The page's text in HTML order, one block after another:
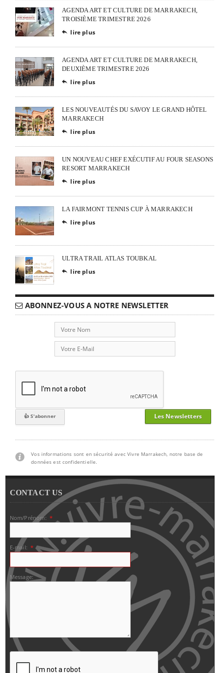
AGENDA ART ET CULTURE DE MARRAKECH,
TROISIÈME TRIMESTRE 2026
 lire plus
AGENDA ART ET CULTURE DE MARRAKECH,
DEUXIÈME TRIMESTRE 2026
 lire plus
LES NOUVEAUTÉS DU SAVOY LE GRAND HÔTEL
MARRAKECH
 lire plus
UN NOUVEAU CHEF EXÉCUTIF AU FOUR SEASONS
RESORT MARRAKECH
 lire plus
LA FAIRMONT TENNIS CUP À MARRAKECH
 lire plus
ULTRA TRAIL ATLAS TOUBKAL
 lire plus
ABONNEZ-VOUS A NOTRE NEWSLETTER
Les Newsletters
Vos informations sont en sécurité avec Vivre Marrakech, notre base de
données est confidentielle.
CONTACT US
Nom/Prénom: *
E-mail: *
Message: